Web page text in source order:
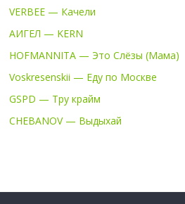
VERBEE — Качели
АИГЕЛ — KERN
HOFMANNITA — Это Слёзы (Мама)
Voskresenskii — Еду по Москве
GSPD — Тру крайм
CHEBANOV — Выдыхай